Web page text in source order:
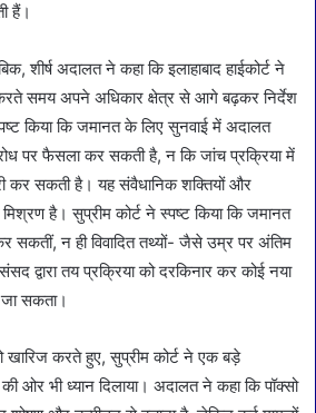
हैं।
शीर्ष अदालत ने कहा कि इलाहाबाद हाईकोर्ट ने
समय अपने अधिकार क्षेत्र से आगे बढ़कर निर्देश
किया कि जमानत के लिए सुनवाई में अदालत
पर फैसला कर सकती है, न कि जांच प्रक्रिया में
कर सकती है। यह संवैधानिक शक्तियों और
है। सुप्रीम कोर्ट ने स्पष्ट किया कि जमानत
सकतीं, न ही विवादित तथ्यों- जैसे उम्र पर अंतिम
द्वारा तय प्रक्रिया को दरकिनार कर कोई नया
जा सकता।
खारिज करते हुए, सुप्रीम कोर्ट ने एक बड़े
ओर भी ध्यान दिलाया। अदालत ने कहा कि पॉक्सो